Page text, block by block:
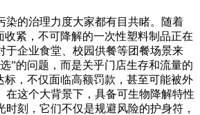
染的治理力度大家都有目共睹。随着
收紧，不可降解的一次性塑料制品正在
于企业食堂、校园供餐等团餐场景来
”的问题，而是关乎门店生存和流量的
标，不仅面临高额罚款，甚至可能被外
在这个大背景下，具备可生物降解特性
时刻，它们不仅是规避风险的护身符，